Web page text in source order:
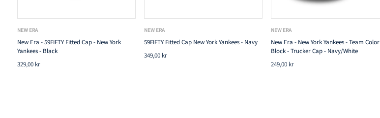
NEW ERA
New Era - 59FIFTY Fitted Cap - New York
Yankees - Black
329,00 kr
NEW ERA
59FIFTY Fitted Cap New York Yankees - Navy
349,00 kr
NEW ERA
New Era - New York Yankees - Team Color
Block - Trucker Cap - Navy/White
249,00 kr